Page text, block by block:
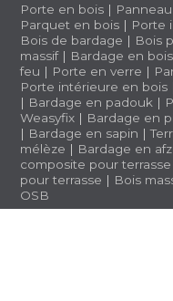
Porte en bois |
Parquet en bois | Porte
Bois de bardage | Bois
massif| Bardage en bois
feu | Porte en verre |
Porte intérieure en bois
| Bardage en padouk |
Weasyfix | Bardage en
| Bardage en sapin |
mélèze | Bardage en
composite pour terrasse
pour terrasse | Bois
OSB